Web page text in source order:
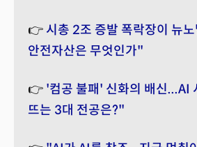
👉 시총 2조 증발 폭락장이 뉴
안전자산은 무엇인가"
👉 '컴공 불패' 신화의 배신...AI
뜨는 3대 전공은?"